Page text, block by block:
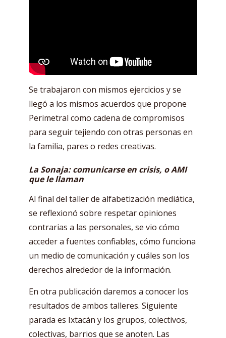
Se trabajaron con mismos ejercicios y se
llegó a los mismos acuerdos que propone
Perimetral como cadena de compromisos
para seguir tejiendo con otras personas en
la familia, pares o redes creativas.
La Sonaja: comunicarse en crisis, o AMI
que le llaman
Al final del taller de alfabetización mediática,
se reflexionó sobre respetar opiniones
contrarias a las personales, se vio cómo
acceder a fuentes confiables, cómo funciona
un medio de comunicación y cuáles son los
derechos alrededor de la información.
En otra publicación daremos a conocer los
resultados de ambos talleres. Siguiente
parada es Ixtacán y los grupos, colectivos,
colectivas, barrios que se anoten. Las